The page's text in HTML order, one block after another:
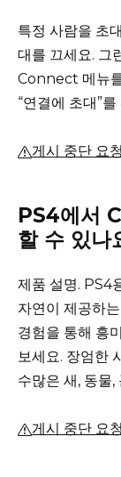
특정 사람을 초
대를 끄세요. 그
Connect 메뉴
“연결에 초대”
게시 중단 요청
PS4에서
할 수 있나
제품 설명. PS4
자연이 제공하
경험을 통해 흥
보세요. 장엄한
수많은 새, 동물,
게시 중단 요청